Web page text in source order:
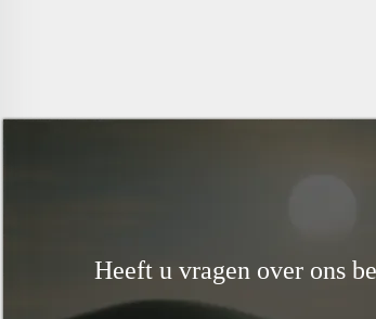
Heeft u vragen over ons